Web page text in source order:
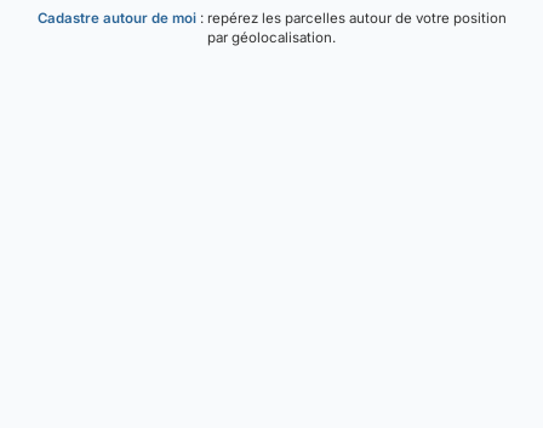
Cadastre autour de moi: repérez les parcelles autour de votre position
par géolocalisation.